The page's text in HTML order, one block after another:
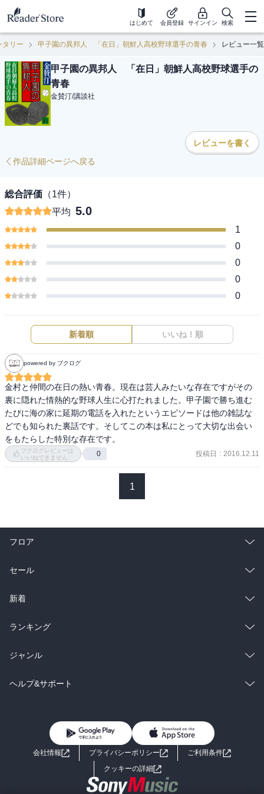
はじめて 会員登録 サインイン 検索
タリー 甲子園の異邦人 「在日」朝鮮人高校野球選手の青春 レビュー一覧
甲子園の異邦人 「在日」朝鮮人高校野球選手の
青春
金賛汀/講談社
レビューを書く
作品詳細ページへ戻る
総合評価 （1件）
平均 5.0
1
0
0
0
0
新着順 いいね！順
powered by ブクログ
金村と仲間の在日の熱い青春。現在は芸人みたいな存在ですがその
裏に隠れた情熱的な野球人生に心打たれました。甲子園で勝ち進む
たびに海の家に延期の電話を入れたというエピソードは他の雑誌な
どでも知られた裏話です。そしてこの本は私にとって大切な出会い
をもたらした特別な存在です。
ブクログレビューは
いいねできません
0 投稿日 : 2016.12.11
1
フロア
総合
ラノベ
雑誌・グラビア
BL・TL
セール
総合
ラノベ
雑誌・グラビア
BL・TL
新着
総合
ラノベ
雑誌・グラビア
ランキング
総合
ラノベ
ジャンル
コミック
ライトノベル 男子向けラノベ
小説
海外小説
ヘルプ&サポート
よくあるご質問 お問い合わせ
会社情報 プライバシーポリシー
ご利用条件
クッキーの詳細